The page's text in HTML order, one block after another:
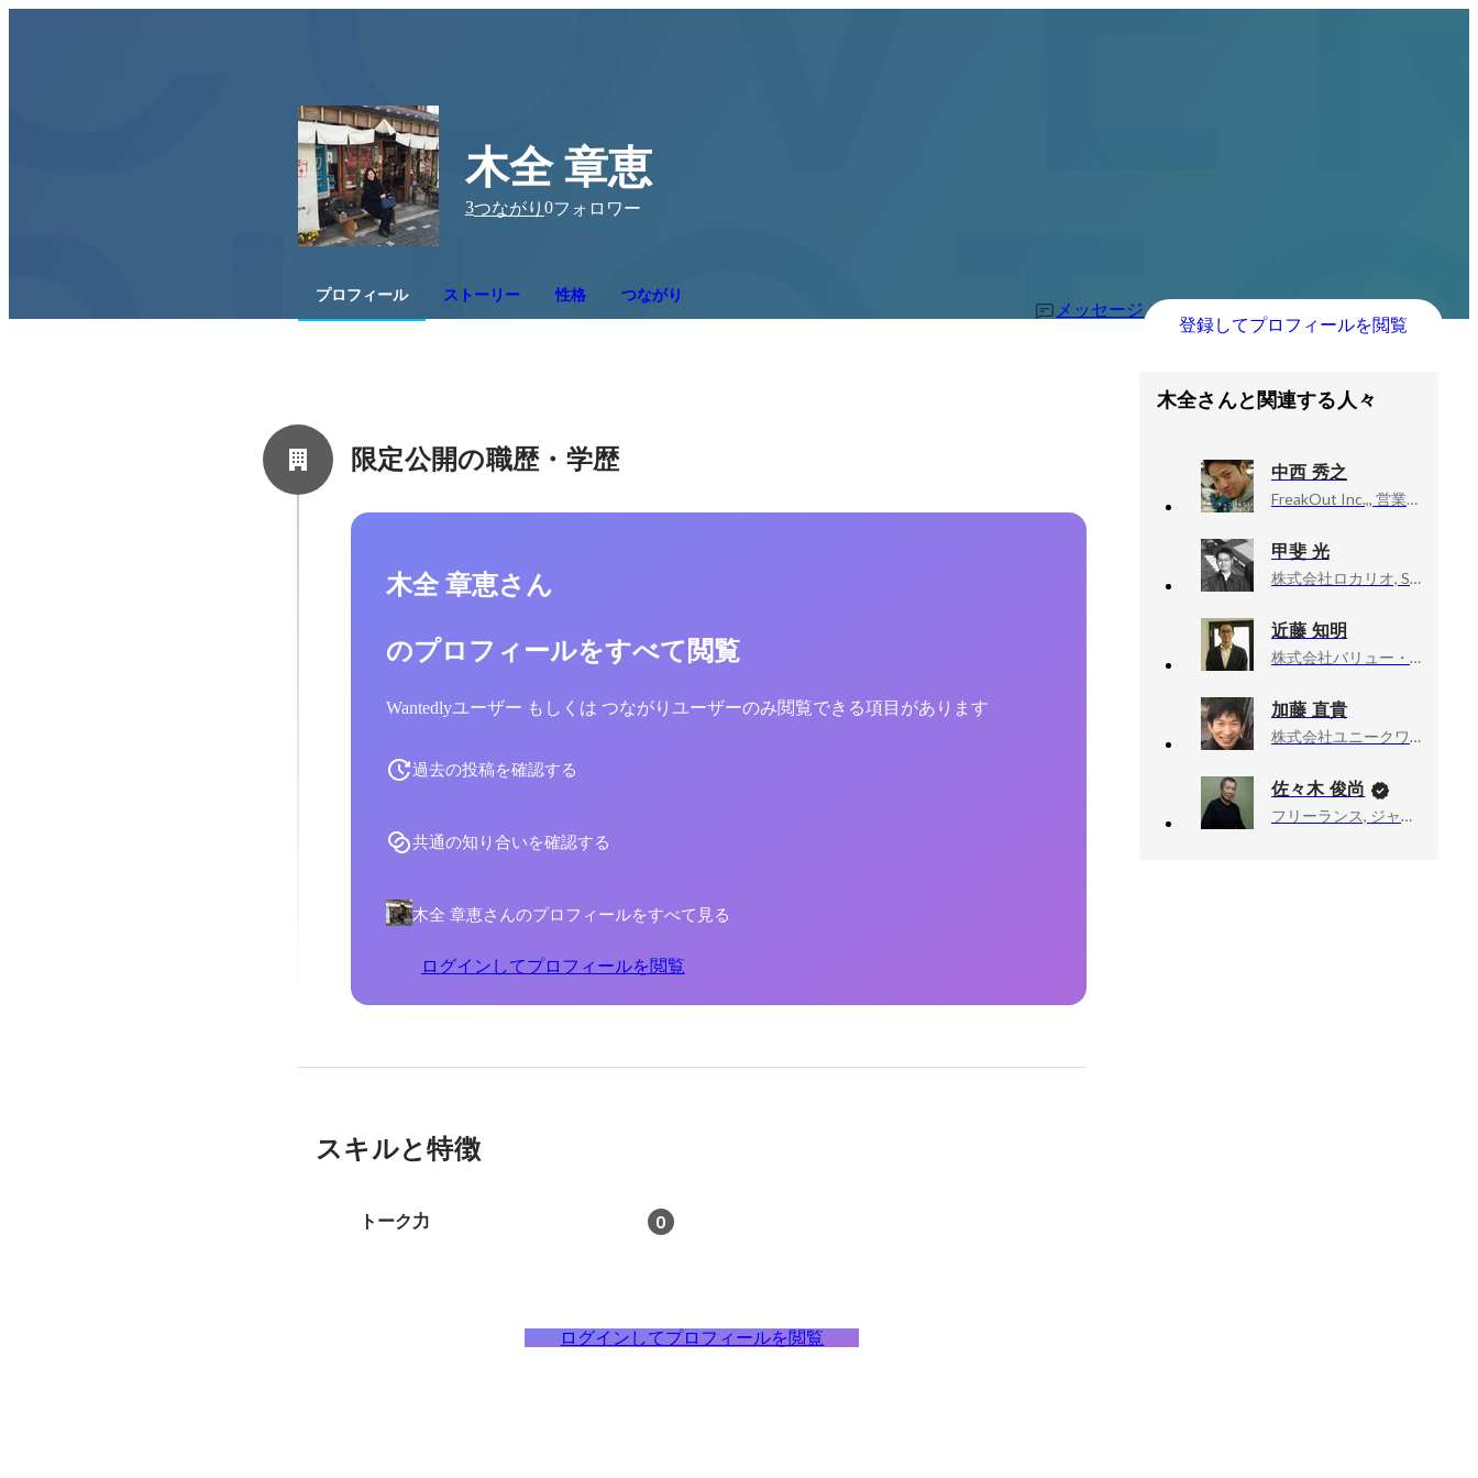
木全 章恵
3つながり 0フォロワー
プロフィール ストーリー 性格 つながり
メッセージ
登録してプロフィールを閲覧
限定公開の職歴・学歴
木全 章恵さん
のプロフィールをすべて閲覧
Wantedlyユーザー もしくは つながりユーザーのみ閲覧できる項目があります
過去の投稿を確認する
共通の知り合いを確認する
木全 章恵さんのプロフィールをすべて見る
ログインしてプロフィールを閲覧
スキルと特徴
トーク力 0
ログインしてプロフィールを閲覧
木全さんと関連する人々
中西 秀之
FreakOut Inc.,, 営業本部1局局長
甲斐 光
株式会社ロカリオ, SEMコンサルタント
近藤 知明
株式会社バリュー・パートナーズ, 取締役
加藤 直貴
株式会社ユニークワン, 執行役員 マーケテイング部長
佐々木 俊尚
フリーランス, ジャーナリスト・作家